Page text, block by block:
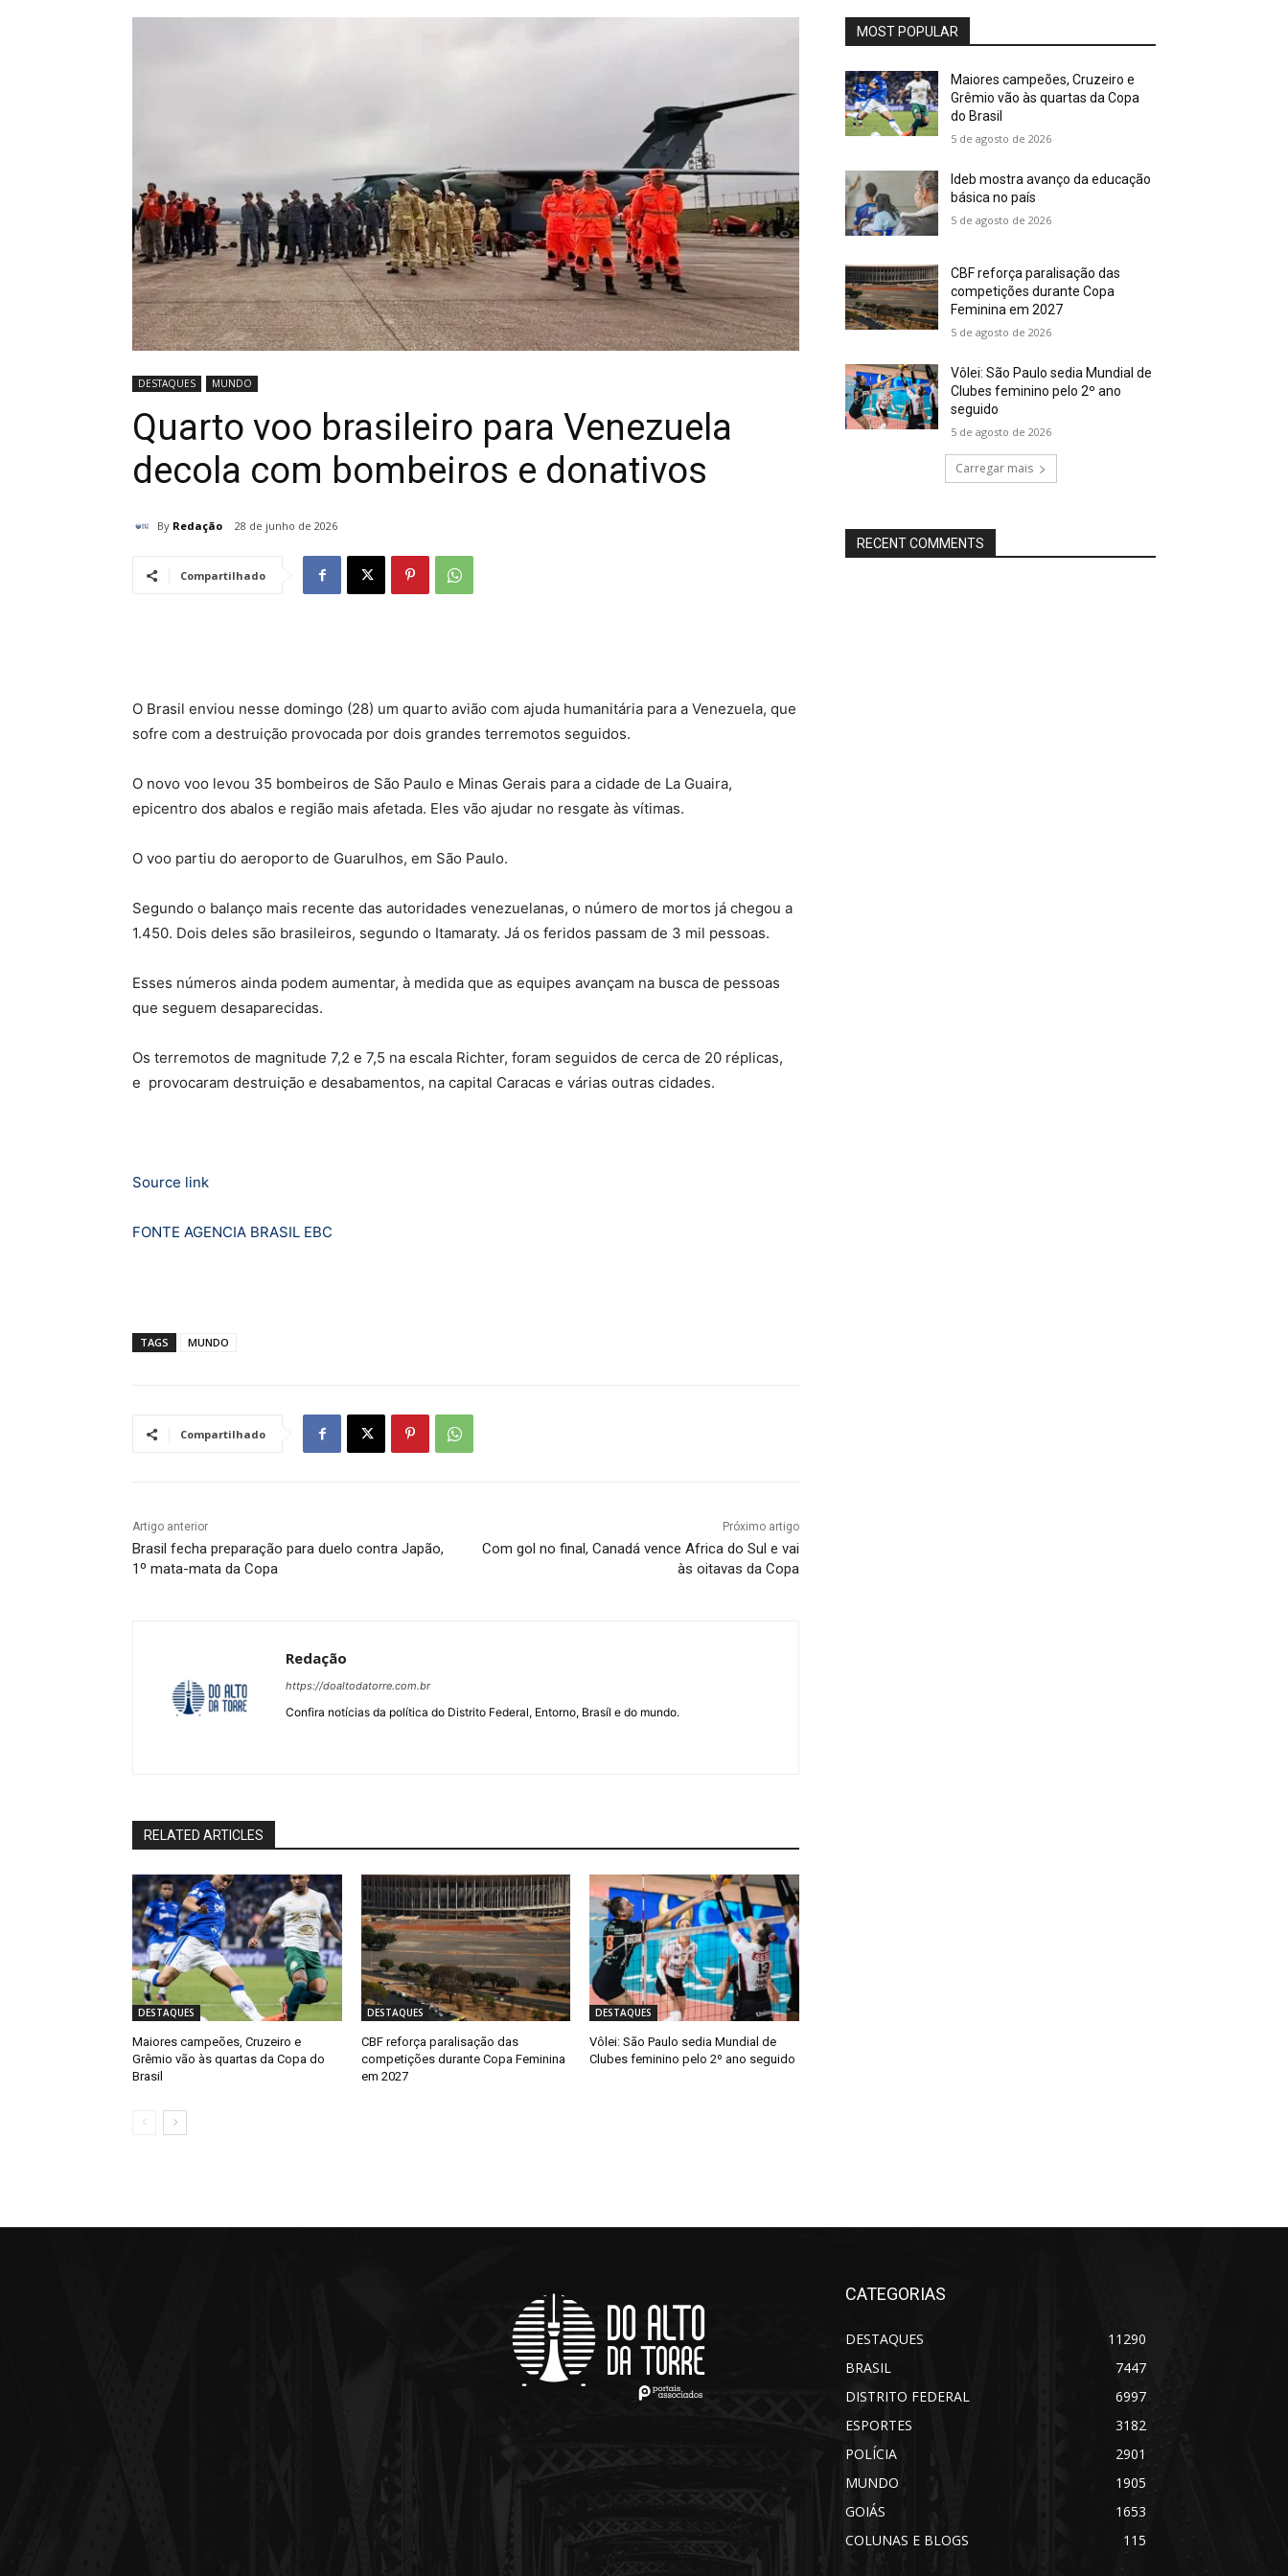
DESTAQUES MUNDO
Quarto voo brasileiro para Venezuela
decola com bombeiros e donativos
By Redação 28 de junho de 2026
Compartilhado
O Brasil enviou nesse domingo (28) um quarto avião com ajuda humanitária para a Venezuela, que
sofre com a destruição provocada por dois grandes terremotos seguidos.
O novo voo levou 35 bombeiros de São Paulo e Minas Gerais para a cidade de La Guaira,
epicentro dos abalos e região mais afetada. Eles vão ajudar no resgate às vítimas.
O voo partiu do aeroporto de Guarulhos, em São Paulo.
Segundo o balanço mais recente das autoridades venezuelanas, o número de mortos já chegou a
1.450. Dois deles são brasileiros, segundo o Itamaraty. Já os feridos passam de 3 mil pessoas.
Esses números ainda podem aumentar, à medida que as equipes avançam na busca de pessoas
que seguem desaparecidas.
Os terremotos de magnitude 7,2 e 7,5 na escala Richter, foram seguidos de cerca de 20 réplicas,
e provocaram destruição e desabamentos, na capital Caracas e várias outras cidades.
Source link
FONTE AGENCIA BRASIL EBC
TAGS MUNDO
Compartilhado
Artigo anterior
Brasil fecha preparação para duelo contra Japão,
1º mata-mata da Copa
Próximo artigo
Com gol no final, Canadá vence Africa do Sul e vai
às oitavas da Copa
Redação
https://doaltodatorre.com.br
Confira notícias da política do Distrito Federal, Entorno, Brasíl e do mundo.
RELATED ARTICLES
DESTAQUES
Maiores campeões, Cruzeiro e
Grêmio vão às quartas da Copa do
Brasil
DESTAQUES
CBF reforça paralisação das
competições durante Copa Feminina
em 2027
DESTAQUES
Vôlei: São Paulo sedia Mundial de
Clubes feminino pelo 2º ano seguido
MOST POPULAR
Maiores campeões, Cruzeiro e
Grêmio vão às quartas da Copa
do Brasil
5 de agosto de 2026
Ideb mostra avanço da educação
básica no país
5 de agosto de 2026
CBF reforça paralisação das
competições durante Copa
Feminina em 2027
5 de agosto de 2026
Vôlei: São Paulo sedia Mundial de
Clubes feminino pelo 2º ano
seguido
5 de agosto de 2026
Carregar mais
RECENT COMMENTS
CATEGORIAS
DESTAQUES
11290
BRASIL
7447
DISTRITO FEDERAL
6997
ESPORTES
3182
POLÍCIA
2901
MUNDO
1905
GOIÁS
1653
COLUNAS E BLOGS
115